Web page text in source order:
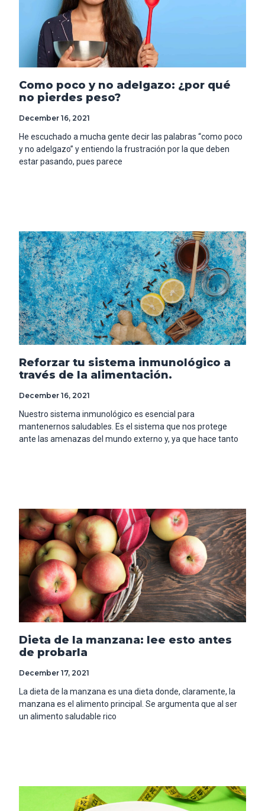
Como poco y no adelgazo: ¿por qué
no pierdes peso?
December 16, 2021
He escuchado a mucha gente decir las palabras “como poco
y no adelgazo” y entiendo la frustración por la que deben
estar pasando, pues parece
Reforzar tu sistema inmunológico a
través de la alimentación.
December 16, 2021
Nuestro sistema inmunológico es esencial para
mantenernos saludables. Es el sistema que nos protege
ante las amenazas del mundo externo y, ya que hace tanto
Dieta de la manzana: lee esto antes
de probarla
December 17, 2021
La dieta de la manzana es una dieta donde, claramente, la
manzana es el alimento principal. Se argumenta que al ser
un alimento saludable rico